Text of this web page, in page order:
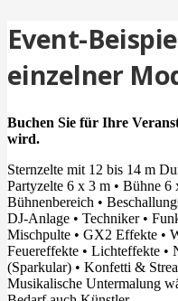
Event-
einzelner
Buchen Sie für Ihre
wird.
Sternzelte mit 12 bis 14 m
Partyzelte 6 x 3 m • Bühne
Bühnenbereich •
DJ-Anlage • Techniker •
Mischpulte • GX2 Effekte •
Feuereffekte • Lichteffekte •
(Sparkular) • Konfetti &
Musikalische Untermalung